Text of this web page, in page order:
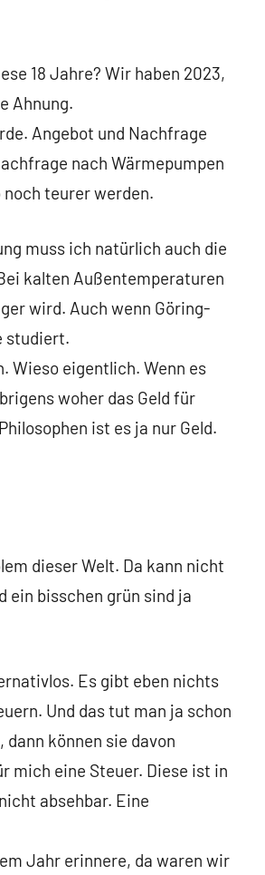
18 Jahre? Wir haben 2023,
Ahnung.
Angebot und Nachfrage
nach Wärmepumpen
teurer werden.
muss ich natürlich auch die
kalten Außentemperaturen
wird. Auch wenn Göring-
studiert.
Wieso eigentlich. Wenn es
woher das Geld für
ist es ja nur Geld.
dieser Welt. Da kann nicht
ein bisschen grün sind ja
Es gibt eben nichts
Und das tut man ja schon
können sie davon
mich eine Steuer. Diese ist in
absehbar. Eine
Jahr erinnere, da waren wir